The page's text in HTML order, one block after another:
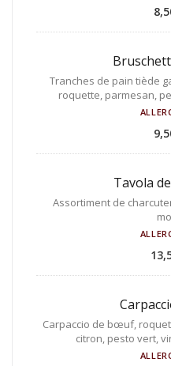
Tranches de pain tiède
roquette, parmesan,
Tavola
Assortiment de
Carpaccio de bœuf,
citron, pesto vert,